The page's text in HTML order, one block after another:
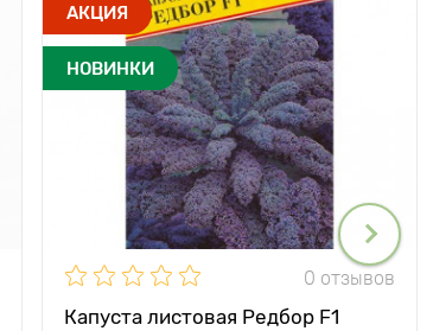
АКЦИЯ
НОВИНКИ
0 отзывов
Капуста листовая Редбор F1